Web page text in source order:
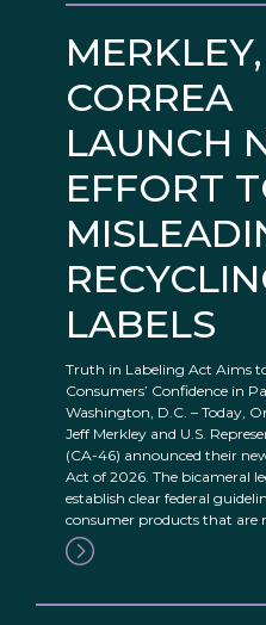
MERKLEY,
CORREA
LAUNCH
EFFORT
LABELS
Truth in Labeling Act Aims
Consumers’ Confidence in
Washington, D.C. – Today,
Jeff Merkley and U.S.
(CA-46) announced their
Act of 2026. The bicameral
establish clear federal
consumer products that are